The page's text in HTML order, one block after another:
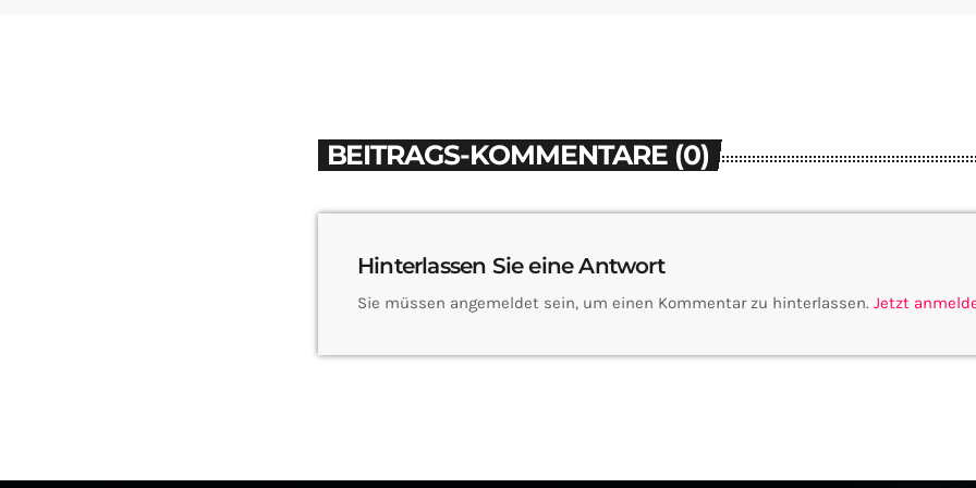
BEITRAGS-KOMMENTARE (0)
Hinterlassen Sie eine Antwort
Sie müssen angemeldet sein, um einen Kommentar zu hinterlassen. Jetzt